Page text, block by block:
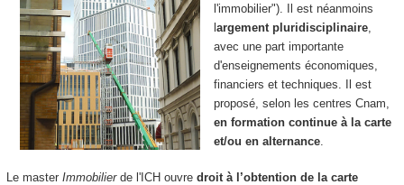
l'immobilier"). Il est néanmoins
largement pluridisciplinaire,
avec une part importante
d'enseignements économiques,
financiers et techniques. Il est
proposé, selon les centres Cnam,
en formation continue à la carte
et/ou en alternance.
Le master Immobilierde l'ICH ouvre droit à l’obtention de la carte